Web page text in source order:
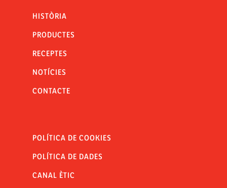
HISTÒRIA
PRODUCTES
RECEPTES
NOTÍCIES
CONTACTE
POLÍTICA DE COOKIES
POLÍTICA DE DADES
CANAL ÈTIC